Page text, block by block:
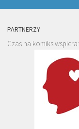
PARTNERZY
Czas na komiks wspiera: